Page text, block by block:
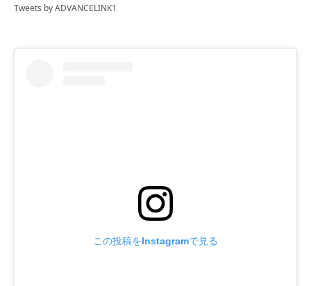
Tweets by ADVANCELINK1
この投稿をInstagramで見る